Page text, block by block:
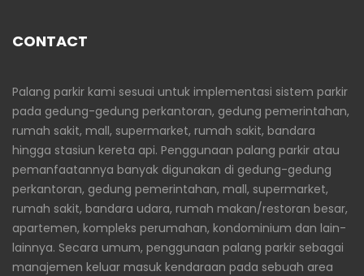
CONTACT
Palang parkir kami sesuai untuk implementasi sistem parkir
pada gedung-gedung perkantoran, gedung pemerintahan,
rumah sakit, mall, supermarket, rumah sakit, bandara
hingga stasiun kereta api. Penggunaan palang parkir atau
pemanfaatannya banyak digunakan di gedung-gedung
perkantoran, gedung pemerintahan, mall, supermarket,
rumah sakit, bandara udara, rumah makan/restoran besar,
apartemen, kompleks perumahan, kondominium dan lain-
lainnya. Secara umum, penggunaan palang parkir sebagai
manajemen keluar masuk kendaraan pada sebuah area